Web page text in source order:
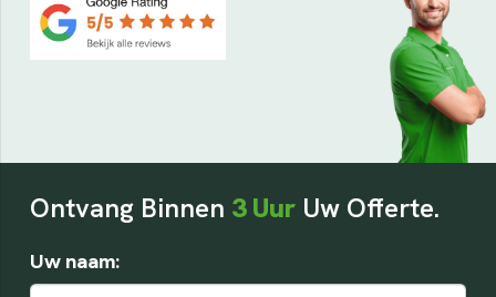
Ontvang Binnen 3 Uur Uw Offerte.
Uw naam: